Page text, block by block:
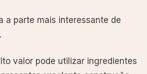
a parte mais interessante de
valor pode utilizar ingredientes